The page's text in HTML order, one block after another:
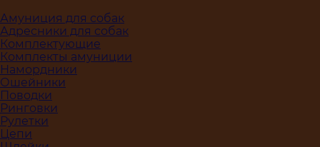
Амуниция для собак
Адресники для собак
Комплектующие
Комплекты амуниции
Намордники
Ошейники
Поводки
Ринговки
Рулетки
Цепи